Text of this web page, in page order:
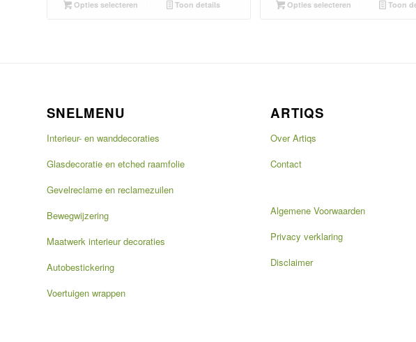
Opties selecteren Toon details Opties selecteren Toon
SNELMENU
Interieur- en wanddecoraties
Glasdecoratie en etched raamfolie
Gevelreclame en reclamezuilen
Bewegwijzering
Maatwerk interieur decoraties
Autobestickering
Voertuigen wrappen
ARTIQS
Over Artiqs
Contact
Algemene Voorwaarden
Privacy verklaring
Disclaimer